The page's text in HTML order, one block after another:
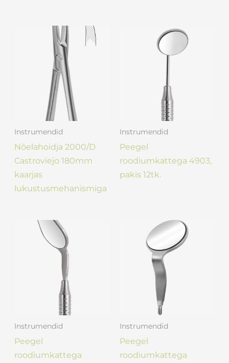
Instrumendid
Nõelahoidja 2000/D
Castroviejo 180mm
kaarjas
lukustusmehanismiga
Instrumendid
Peegel
roodiumkattega 4903,
pakis 12tk.
Instrumendid
Peegel
roodiumkattega
Instrumendid
Peegel
roodiumkattega